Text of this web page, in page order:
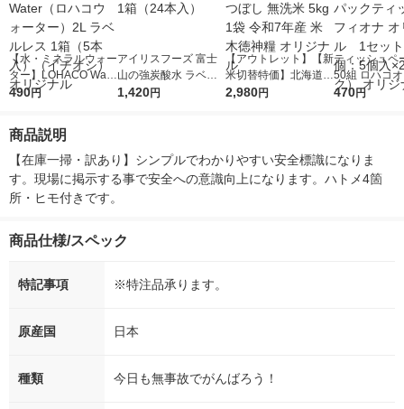
【水・ミネラルウォー
ター】LOHACO Wate
r（ロハコウォータ
シ） オリジナル
490円
アイリスフーズ 富士
山の強炭酸水 ラベル
レス 500ml 1箱（24
1,420円
【アウトレット】【新
米切替特価】北海道産
ななつぼし 無洗米 5k
2,980円
ティッシュペ
50組 ロハコ
ルソフトパッ
オリジナル
470円
商品説明
【在庫一掃・訳あり】シンプルでわかりやすい安全標識になりま
す。現場に掲示する事で安全への意識向上になります。ハトメ4箇
所・ヒモ付きです。
商品仕様/スペック
特記事項 ※特注品承ります。
原産国 日本
種類 今日も無事故でがんばろう！